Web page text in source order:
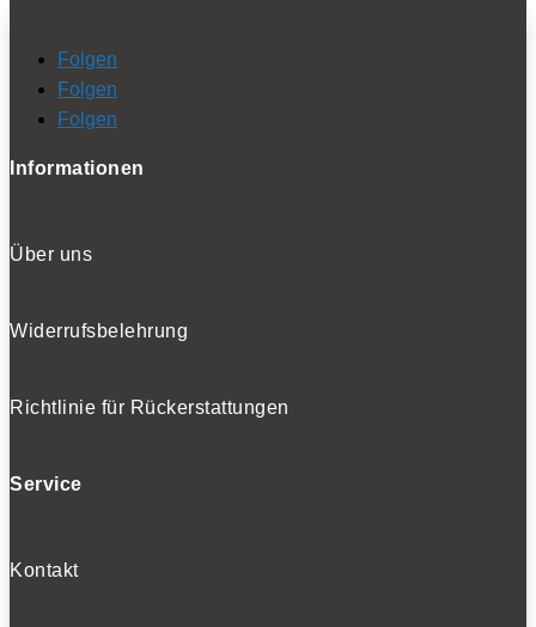
Folgen
Folgen
Folgen
Informationen
Über uns
Widerrufsbelehrung
Richtlinie für Rückerstattungen
Service
Kontakt